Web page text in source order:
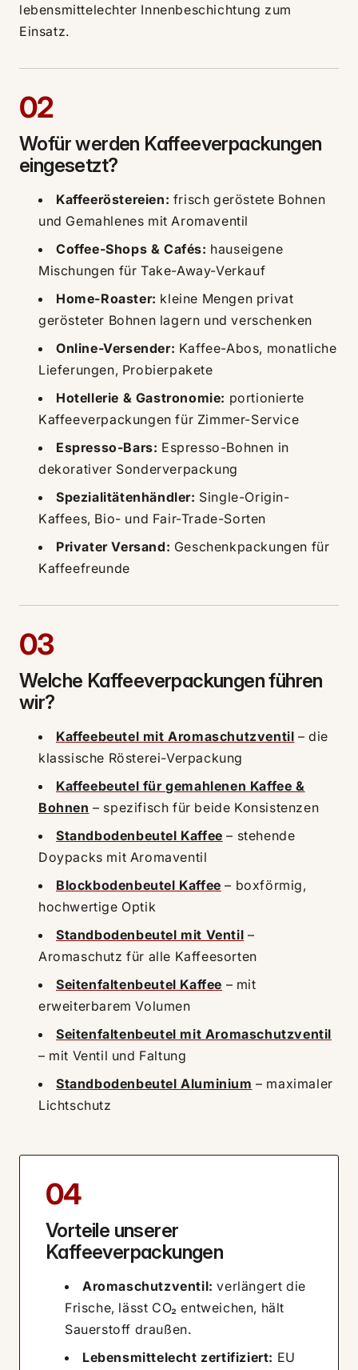
lebensmittelechter Innenbeschichtung zum
Einsatz.
02
Wofür werden Kaffeeverpackungen
eingesetzt?
Kaffeeröstereien: frisch geröstete Bohnen
und Gemahlenes mit Aromaventil
Coffee-Shops & Cafés: hauseigene
Mischungen für Take-Away-Verkauf
Home-Roaster: kleine Mengen privat
gerösteter Bohnen lagern und verschenken
Online-Versender: Kaffee-Abos, monatliche
Lieferungen, Probierpakete
Hotellerie & Gastronomie: portionierte
Kaffeeverpackungen für Zimmer-Service
Espresso-Bars: Espresso-Bohnen in
dekorativer Sonderverpackung
Spezialitätenhändler: Single-Origin-
Kaffees, Bio- und Fair-Trade-Sorten
Privater Versand: Geschenkpackungen für
Kaffeefreunde
03
Welche Kaffeeverpackungen führen
wir?
Kaffeebeutel mit Aromaschutzventil – die
klassische Rösterei-Verpackung
Kaffeebeutel für gemahlenen Kaffee &
Bohnen – spezifisch für beide Konsistenzen
Standbodenbeutel Kaffee – stehende
Doypacks mit Aromaventil
Blockbodenbeutel Kaffee – boxförmig,
hochwertige Optik
Standbodenbeutel mit Ventil –
Aromaschutz für alle Kaffeesorten
Seitenfaltenbeutel Kaffee – mit
erweiterbarem Volumen
Seitenfaltenbeutel mit Aromaschutzventil
– mit Ventil und Faltung
Standbodenbeutel Aluminium – maximaler
Lichtschutz
04
Vorteile unserer
Kaffeeverpackungen
Aromaschutzventil: verlängert die
Frische, lässt CO₂ entweichen, hält
Sauerstoff draußen.
Lebensmittelecht zertifiziert: EU